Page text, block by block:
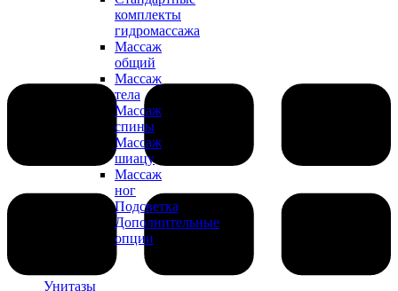
комплекты
гидромассажа
Массаж
общий
Массаж
тела
Массаж
спины
Массаж
шиацу
Массаж
ног
Подсветка
Дополнительные
опции
Унитазы